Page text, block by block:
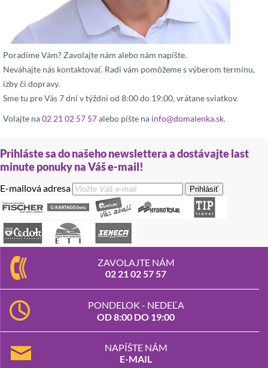
Poradíme Vám? Zavolajte nám alebo nám napíšte.
Neváhajte nás kontaktovať. Radi vám pomôžeme s výberom termínu,
izby či dopravy.
Sme tu pre Vás 7 dní v týždni od 8:00 do 19:00, vrátane sviatkov.
Volajte na02 21 02 57 57alebo píšte na info@domalenka.sk.
Prihláste sa do našeho newslettera a dostávajte last
minute ponuky na Váš e-mail!
E-mailová adresa Prihlásiť
ZAVOLAJTE NÁM
02 21 02 57 57
PONDELOK - NEDEĽA
OD 8:00 DO 19:00
NAPÍŠTE NÁM
E-MAIL